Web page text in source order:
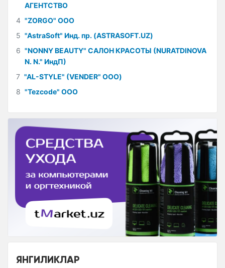
АГЕНТСТВО
4 "ZORGO" ООО
5 "AstraSoft" Инд. пр. (ASTRASOFT.UZ)
6 "NONNY BEAUTY" САЛОН КРАСОТЫ (NURATDINOVA
N. N." ИндП)
7 "AL-STYLE" (VENDER" ООО)
8 "Tezcode" ООО
ЯНГИЛИКЛАР